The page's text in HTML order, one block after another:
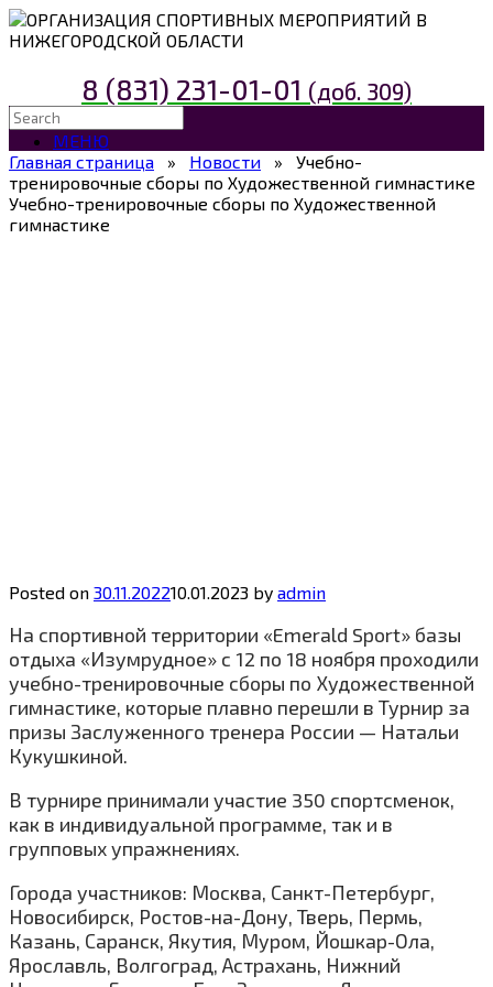
ОРГАНИЗАЦИЯ СПОРТИВНЫХ МЕРОПРИЯТИЙ В
НИЖЕГОРОДСКОЙ ОБЛАСТИ
8 (831) 231-01-01 (доб. 309)
МЕНЮ
Главная страница » Новости » Учебно-
тренировочные сборы по Художественной гимнастике
Учебно-тренировочные сборы по Художественной
гимнастике
Posted on 30.11.202210.01.2023 by admin
На спортивной территории «Emerald Sport» базы
отдыха «Изумрудное» с 12 по 18 ноября проходили
учебно-тренировочные сборы по Художественной
гимнастике, которые плавно перешли в Турнир за
призы Заслуженного тренера России — Натальи
Кукушкиной.
В турнире принимали участие 350 спортсменок,
как в индивидуальной программе, так и в
групповых упражнениях.
Города участников: Москва, Санкт-Петербург,
Новосибирск, Ростов-на-Дону, Тверь, Пермь,
Казань, Саранск, Якутия, Муром, Йошкар-Ола,
Ярославль, Волгоград, Астрахань, Нижний